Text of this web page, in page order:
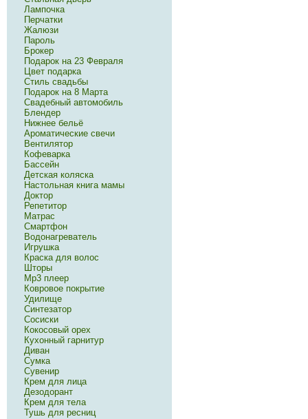
Лампочка
Перчатки
Жалюзи
Пароль
Брокер
Подарок на 23 Февраля
Цвет подарка
Стиль свадьбы
Подарок на 8 Марта
Свадебный автомобиль
Блендер
Нижнее бельё
Ароматические свечи
Вентилятор
Кофеварка
Бассейн
Детская коляска
Настольная книга мамы
Доктор
Репетитор
Матрас
Смартфон
Водонагреватель
Игрушка
Краска для волос
Шторы
Mp3 плеер
Ковровое покрытие
Удилище
Синтезатор
Сосиски
Кокосовый орех
Кухонный гарнитур
Диван
Сумка
Сувенир
Крем для лица
Дезодорант
Крем для тела
Тушь для ресниц